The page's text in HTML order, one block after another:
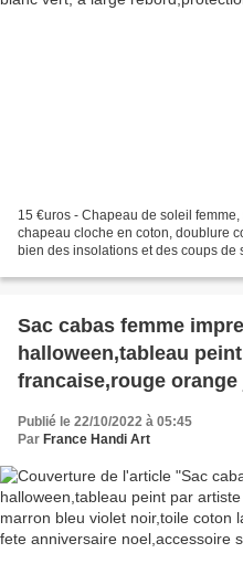
15 €uros - Chapeau de soleil
chapeau cloche en coton, doublure
bien des insolations et des coups
Sac cabas femme
halloween,tableau
francaise,rouge
noir,toile coton
fete anniversaire
Publié le 22/10/2022 à 05:45
Par France Handi Art